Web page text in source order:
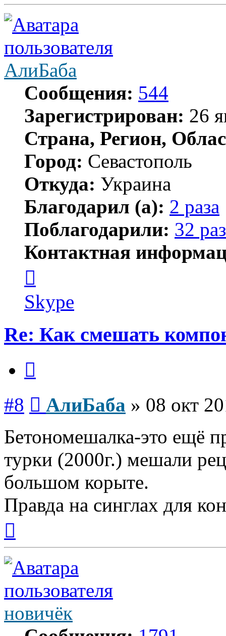
АлиБаба
Сообщения: 544
Зарегистрирован: 26
Страна, Регион,
Город: Севастополь
Откуда: Украина
Благодарил (а): 2 раза
Поблагодарили: 32
Контактная
пользователя
АлиБаба
Skype
Re: Как смешать
#8 АлиБаба » 08 окт
Бетономешалка-это ещё
турки (2000г.) мешали
большом корыте.
Правда на синглах для
началу
новичёк